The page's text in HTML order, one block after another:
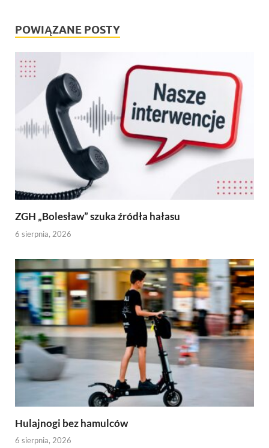
POWIĄZANE POSTY
ZGH „Bolesław” szuka źródła hałasu
6 sierpnia, 2026
Hulajnogi bez hamulców
6 sierpnia, 2026